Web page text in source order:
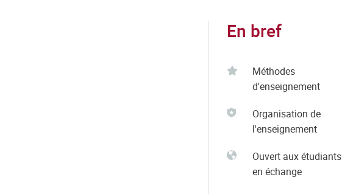
En bref
Méthodes
d'enseignement
Organisation de
l'enseignement
Ouvert aux étudiants
en échange